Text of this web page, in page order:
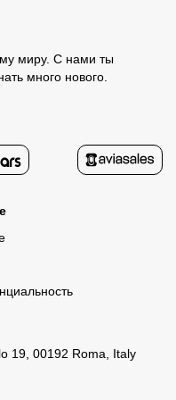
миру. С нами ты
много нового.
19, 00192 Roma, Italy